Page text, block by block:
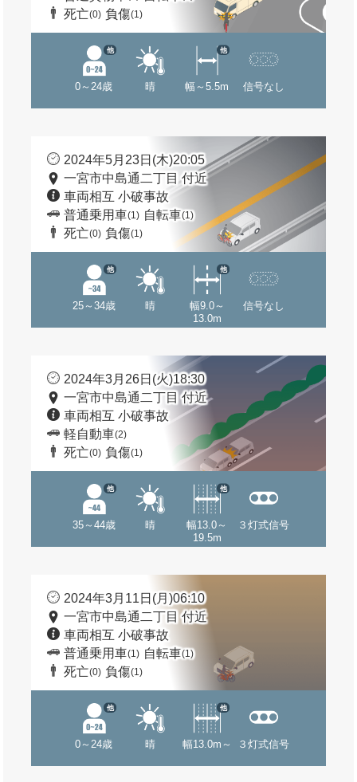
死亡(0) 負傷(1)
0～24歳
他
晴 幅～5.5m
他
信号なし
2024年5月23日(木)20:05
一宮市中島通二丁目 付近
車両相互 小破事故
普通乗用車(1) 自転車(1)
死亡(0) 負傷(1)
25～34歳
他
晴
幅9.0～
13.0m
他
信号なし
2024年3月26日(火)18:30
一宮市中島通二丁目 付近
車両相互 小破事故
軽自動車(2)
死亡(0) 負傷(1)
35～44歳
他
晴
幅13.0～
19.5m
他
３灯式信号
2024年3月11日(月)06:10
一宮市中島通二丁目 付近
車両相互 小破事故
普通乗用車(1) 自転車(1)
死亡(0) 負傷(1)
0～24歳
他
晴 幅13.0m～
他
３灯式信号